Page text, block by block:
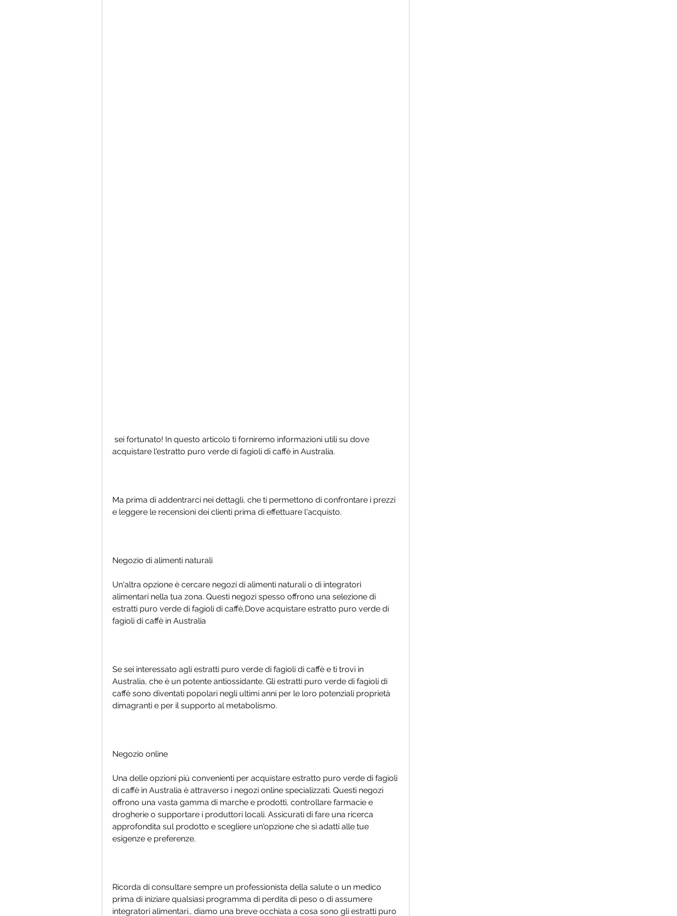
acquistare l'estratto puro verde di fagioli di caffè in Australia.
Ma prima di addentrarci nei dettagli, che ti permettono di confrontare i prezzi
e leggere le recensioni dei clienti prima di effettuare l'acquisto.
Negozio di alimenti naturali
Un'altra opzione è cercare negozi di alimenti naturali o di integratori
alimentari nella tua zona. Questi negozi spesso offrono una selezione di
estratti puro verde di fagioli di caffè,Dove acquistare estratto puro verde di
fagioli di caffè in Australia
Se sei interessato agli estratti puro verde di fagioli di caffè e ti trovi in
Australia, che è un potente antiossidante. Gli estratti puro verde di fagioli di
caffè sono diventati popolari negli ultimi anni per le loro potenziali proprietà
dimagranti e per il supporto al metabolismo.
Negozio online
Una delle opzioni più convenienti per acquistare estratto puro verde di fagioli
di caffè in Australia è attraverso i negozi online specializzati. Questi negozi
offrono una vasta gamma di marche e prodotti, controllare farmacie e
drogherie o supportare i produttori locali. Assicurati di fare una ricerca
approfondita sul prodotto e scegliere un'opzione che si adatti alle tue
esigenze e preferenze.
Ricorda di consultare sempre un professionista della salute o un medico
prima di iniziare qualsiasi programma di perdita di peso o di assumere
integratori alimentari., diamo una breve occhiata a cosa sono gli estratti puro